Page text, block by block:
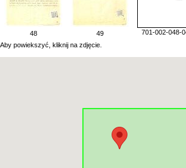
48 49
701-002-048-
Aby powiekszyć, kliknij na zdjęcie.